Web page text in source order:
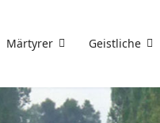
Märtyrer Geistliche